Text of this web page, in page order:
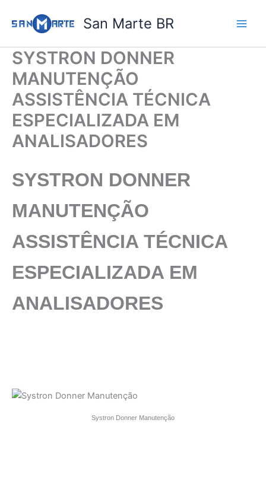
para
conteúdo
San Marte BR
SYSTRON DONNER
MANUTENÇÃO
ASSISTÊNCIA TÉCNICA
ESPECIALIZADA EM
ANALISADORES
SYSTRON DONNER
MANUTENÇÃO
ASSISTÊNCIA TÉCNICA
ESPECIALIZADA EM
ANALISADORES
Systron Donner Manutenção